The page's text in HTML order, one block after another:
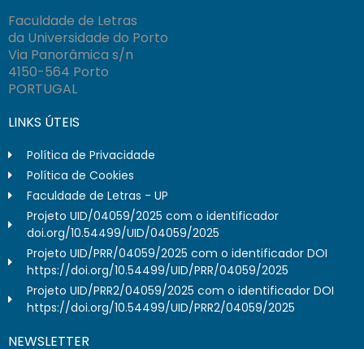
Faculdade de Letras
da Universidade do Porto
Via Panorâmica s/n
4150-564 Porto
PORTUGAL
LINKS ÚTEIS
Política de Privacidade
Política de Cookies
Faculdade de Letras - UP
Projeto UID/04059/2025 com o identificador
doi.org/10.54499/UID/04059/2025
Projeto UID/PRR/04059/2025 com o identificador DOI
https://doi.org/10.54499/UID/PRR/04059/2025
Projeto UID/PRR2/04059/2025 com o identificador DOI
https://doi.org/10.54499/UID/PRR2/04059/2025
NEWSLETTER